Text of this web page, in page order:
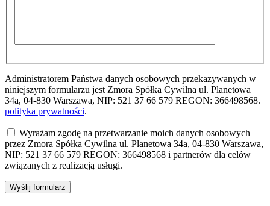
Administratorem Państwa danych osobowych przekazywanych w
niniejszym formularzu jest Zmora Spółka Cywilna ul. Planetowa
34a, 04-830 Warszawa, NIP: 521 37 66 579 REGON: 366498568.
polityka prywatności.
Wyrażam zgodę na przetwarzanie moich danych osobowych
przez Zmora Spółka Cywilna ul. Planetowa 34a, 04-830 Warszawa,
NIP: 521 37 66 579 REGON: 366498568 i partnerów dla celów
związanych z realizacją usługi.